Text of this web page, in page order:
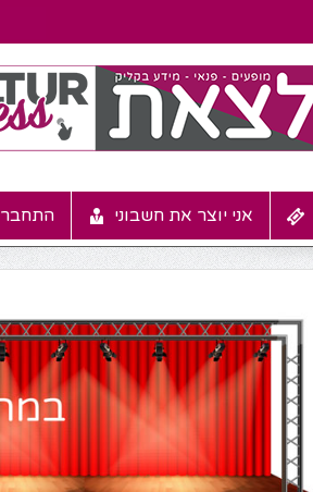
התחבר אני יוצר את חשבוני